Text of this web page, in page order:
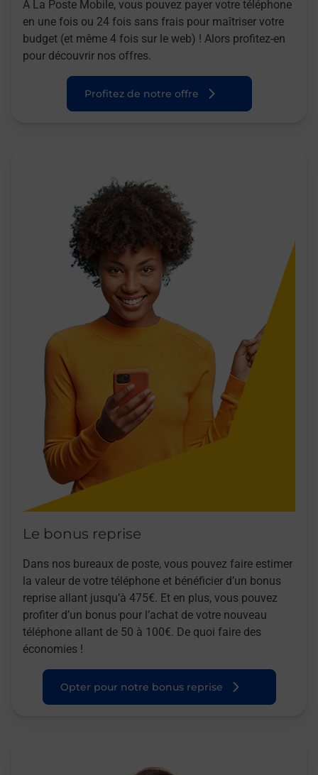
A La Poste Mobile, vous pouvez payer votre téléphone
en une fois ou 24 fois sans frais pour maîtriser votre
budget (et même 4 fois sur le web) ! Alors profitez-en
pour découvrir nos offres.
Profitez de notre offre
Le bonus reprise
Dans nos bureaux de poste, vous pouvez faire estimer
la valeur de votre téléphone et bénéficier d’un bonus
reprise allant jusqu’à 475€. Et en plus, vous pouvez
profiter d’un bonus pour l’achat de votre nouveau
téléphone allant de 50 à 100€. De quoi faire des
économies !
Opter pour notre bonus reprise